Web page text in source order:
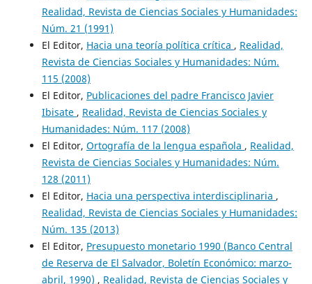
Realidad, Revista de Ciencias Sociales y Humanidades:
Núm. 21 (1991)
El Editor, Hacia una teoría política crítica , Realidad,
Revista de Ciencias Sociales y Humanidades: Núm.
115 (2008)
El Editor, Publicaciones del padre Francisco Javier
Ibisate , Realidad, Revista de Ciencias Sociales y
Humanidades: Núm. 117 (2008)
El Editor, Ortografía de la lengua española , Realidad,
Revista de Ciencias Sociales y Humanidades: Núm.
128 (2011)
El Editor, Hacia una perspectiva interdisciplinaria ,
Realidad, Revista de Ciencias Sociales y Humanidades:
Núm. 135 (2013)
El Editor, Presupuesto monetario 1990 (Banco Central
de Reserva de El Salvador, Boletín Económico: marzo-
abril, 1990) , Realidad, Revista de Ciencias Sociales y